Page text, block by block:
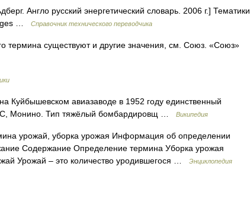
Англо русский энергетический словарь. 2006 г.] Тематики
…
Справочник технического переводчика
термина существуют и другие значения, см. Союз. «Союз»
авиазаводе в 1952 году единственный
Монино. Тип тяжёлый бомбардировщ …
Википедия
урожай, уборка урожая Информация об определении
Содержание Определение термина Уборка урожая
Урожай – это количество уродившегося …
Энциклопедия